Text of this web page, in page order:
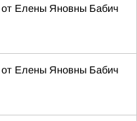
Елены Яновны Бабич
Елены Яновны Бабич